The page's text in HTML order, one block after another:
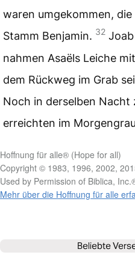
waren umgekommen,
Stamm Benjamin. 32
nahmen Asaëls Leiche
dem Rückweg im Grab
Noch in derselben Nacht
erreichten im
Hoffnung für alle® (Hope for all)
Copyright © 1983, 1996, 2002,
Used by Permission of Biblica,
Mehr über die Hoffnung für alle
Beliebte